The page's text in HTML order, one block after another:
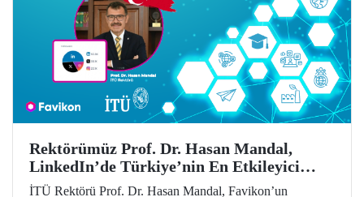
Rektörümüz Prof. Dr. Hasan Mandal,
LinkedIn’de Türkiye’nin En Etkileyici
İsimleri Arasında
İTÜ Rektörü Prof. Dr. Hasan Mandal, Favikon’un